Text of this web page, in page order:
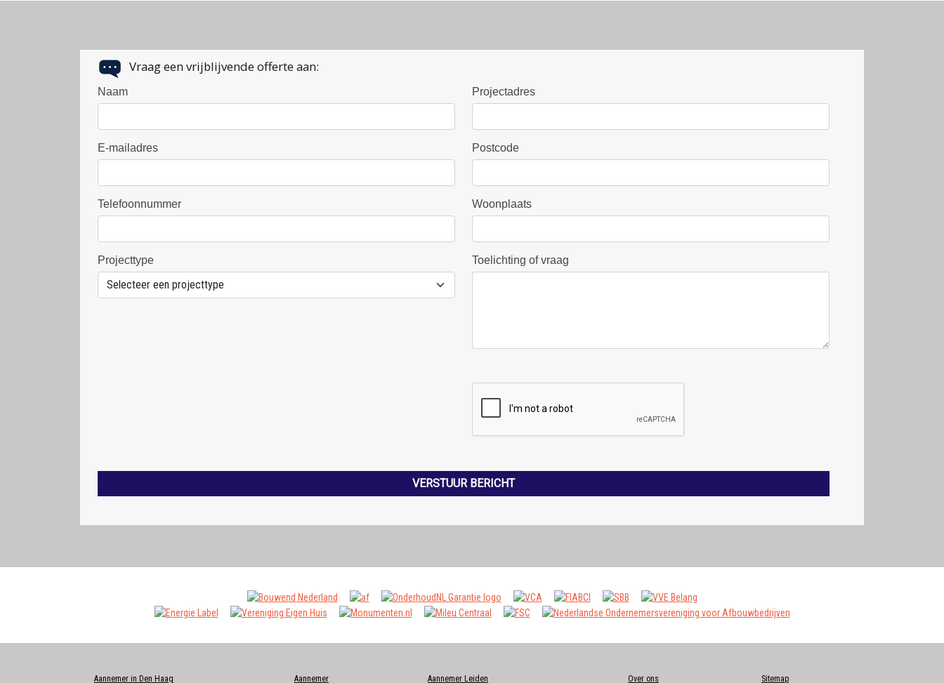
Vraag een vrijblijvende offerte aan:
Naam
E-mailadres
Telefoonnummer
Projecttype
Projectadres
Postcode
Woonplaats
Toelichting of vraag
VERSTUUR BERICHT
Aannemer in Den Haag Aannemer Aannemer Leiden Over ons Sitemap